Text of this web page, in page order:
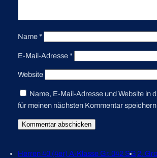
Name*
E-Mail-Adresse*
Website
Name, E-Mail-Adresse und Website in
für meinen nächsten Kommentar
Herren 40 (4er) A-Klasse Gr. 042 SG 2.